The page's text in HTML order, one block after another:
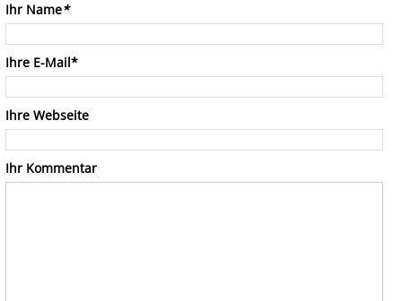
Ihr Name*
Ihre E-Mail*
Ihre Webseite
Ihr Kommentar